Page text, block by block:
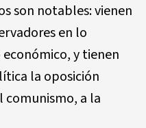
son notables: vienen
en lo
y tienen
la oposición
comunismo, a la